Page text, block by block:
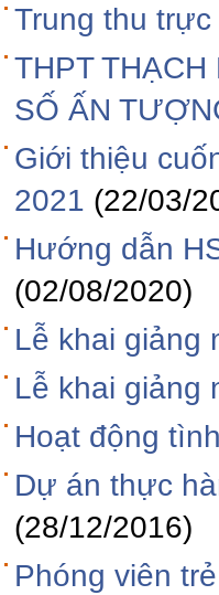
Trung thu
THPT
SỐ ẤN
Giới thiệu
2021 (22/03/
Hướng dẫn
(02/08/2020)
Lễ khai giảng
Lễ khai giảng
Hoạt động
Dự án thực
(28/12/2016)
Phóng viên